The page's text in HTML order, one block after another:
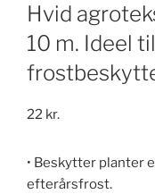
Hvid
10 m. Ideel
22 kr.
• Beskytter planter
efterårsfrost.